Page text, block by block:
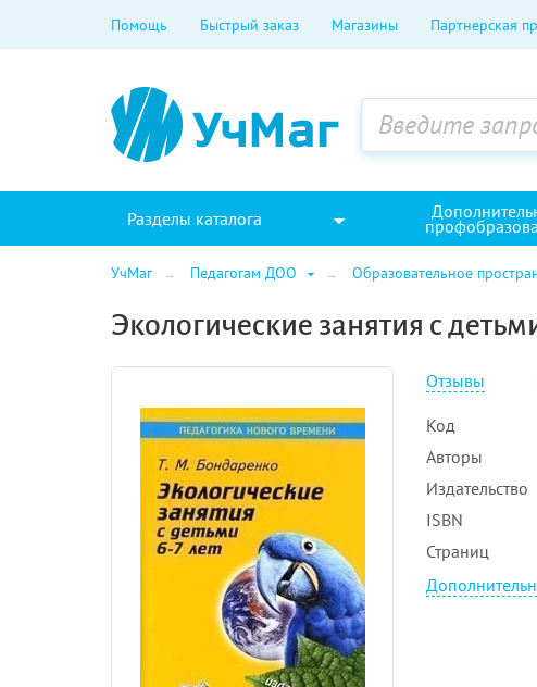
Помощь Быстрый заказ Магазины Партнерская
Разделы каталога
УчМаг Педагогам ДОО Образовательное
Экологические занятия с
Отзывы
Код
Авторы
Издательство
ISBN
Страниц